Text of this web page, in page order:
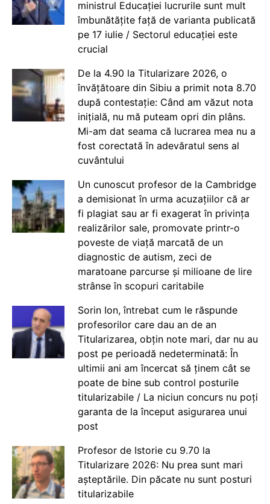
ministrul Educației lucrurile sunt mult
îmbunătățite față de varianta publicată
pe 17 iulie / Sectorul educației este
crucial
De la 4.90 la Titularizare 2026, o
învățătoare din Sibiu a primit nota 8.70
după contestație: Când am văzut nota
inițială, nu mă puteam opri din plâns.
Mi-am dat seama că lucrarea mea nu a
fost corectată în adevăratul sens al
cuvântului
Un cunoscut profesor de la Cambridge
a demisionat în urma acuzațiilor că ar
fi plagiat sau ar fi exagerat în privința
realizărilor sale, promovate printr-o
poveste de viață marcată de un
diagnostic de autism, zeci de
maratoane parcurse și milioane de lire
strânse în scopuri caritabile
Sorin Ion, întrebat cum le răspunde
profesorilor care dau an de an
Titularizarea, obțin note mari, dar nu au
post pe perioadă nedeterminată: În
ultimii ani am încercat să ținem cât se
poate de bine sub control posturile
titularizabile / La niciun concurs nu poți
garanta de la început asigurarea unui
post
Profesor de Istorie cu 9.70 la
Titularizare 2026: Nu prea sunt mari
așteptările. Din păcate nu sunt posturi
titularizabile